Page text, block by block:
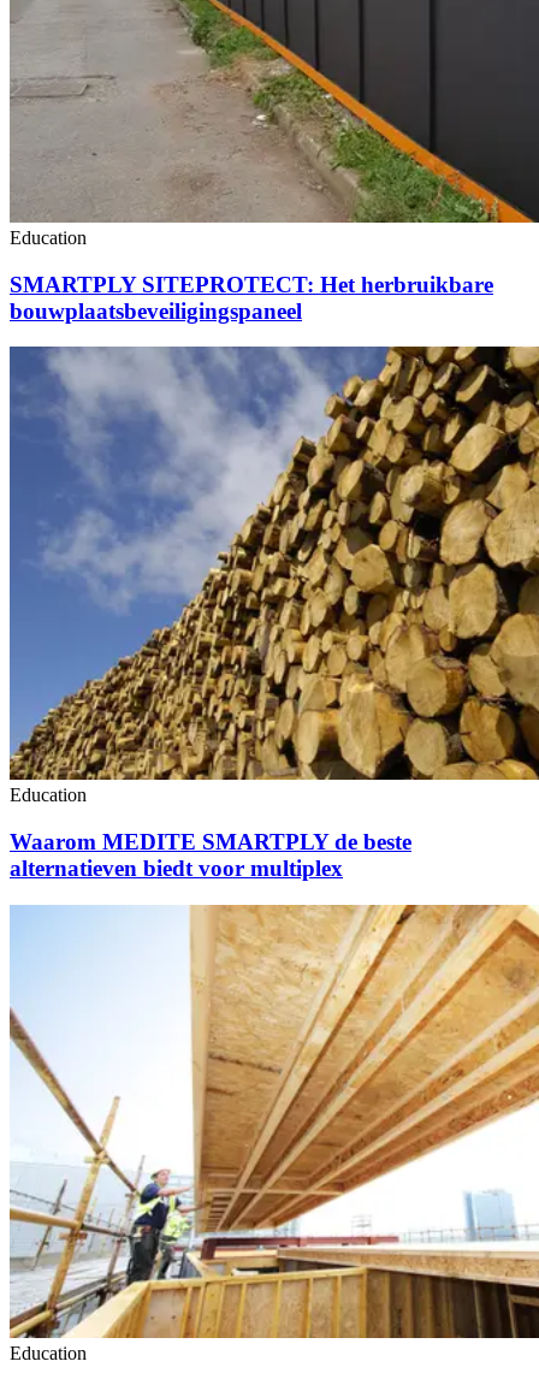
Education
SMARTPLY SITEPROTECT: Het herbruikbare
bouwplaatsbeveiligingspaneel
Education
Waarom MEDITE SMARTPLY de beste
alternatieven biedt voor multiplex
Education